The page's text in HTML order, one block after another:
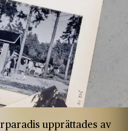
upprättades av